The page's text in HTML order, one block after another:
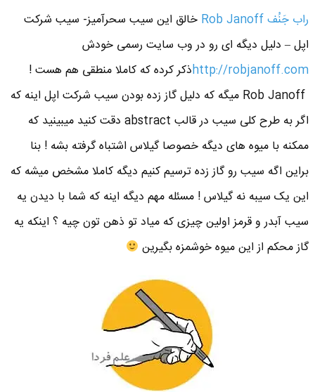
راب جَنُف Rob Janoff
خالق این سیب سحرآمیز- سیب شرکت
اپل – دلیل دیگه ای رو در وب سایت رسمی خودش
http://robjanoff.comذکر کرده که کاملا منطقی هم هست !
Rob Janoff میگه که دلیل گاز زده بودن سیب شرکت اپل اینه که
اگر به طرح کلی سیب در قالب abstract دقت کنید میبینید که
ممکنه با میوه های دیگه خصوصا گیلاس اشتباه گرفته بشه ! بنا
براین اگه سیب رو گاز زده ترسیم کنیم دیگه کاملا مشخص میشه که
این یک سیبه نه گیلاس ! مسئله مهم دیگه اینه که شما با دیدن یه
سیب آبدر و قرمز اولین چیزی که میاد تو ذهن تون چیه ؟ اینکه یه
گاز محکم از این میوه خوشمزه بگیرین